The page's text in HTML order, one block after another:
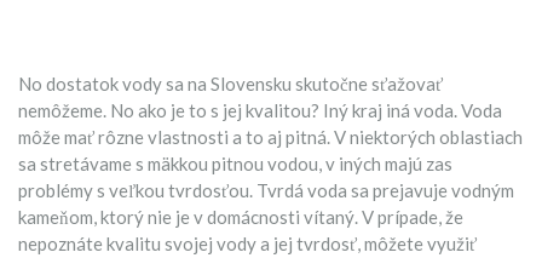
No dostatok vody sa na Slovensku skutočne sťažovať
nemôžeme. No ako je to s jej kvalitou? Iný kraj iná voda. Voda
môže mať rôzne vlastnosti a to aj pitná. V niektorých oblastiach
sa stretávame s mäkkou pitnou vodou, v iných majú zas
problémy s veľkou tvrdosťou. Tvrdá voda sa prejavuje vodným
kameňom, ktorý nie je v domácnosti vítaný. V prípade, že
nepoznáte kvalitu svojej vody a jej tvrdosť, môžete využiť